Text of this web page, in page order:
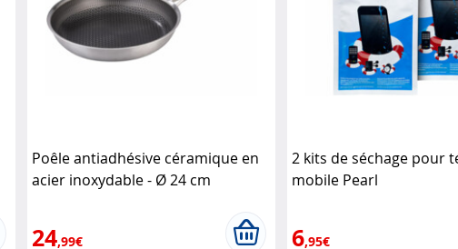
Poêle antiadhésive céramique en
acier inoxydable - Ø 24 cm
24,99€
2 kits de séchage pour
mobile Pearl
6,95€